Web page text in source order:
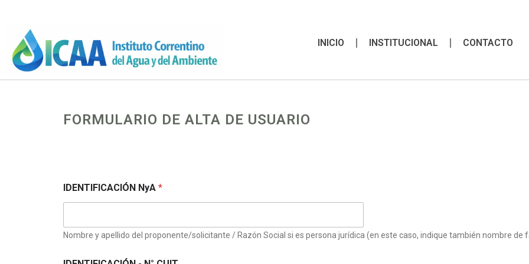
INICIO INSTITUCIONAL CONTACTO
FORMULARIO DE ALTA DE USUARIO
IDENTIFICACIÓN NyA *
Nombre y apellido del proponente/solicitante / Razón Social si es persona jurídica (en este caso, indique también nombre de